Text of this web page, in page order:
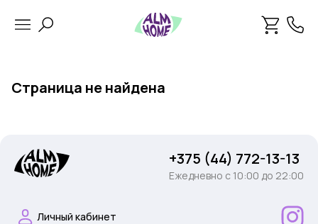
Страница не найдена
+375 (44) 772-13-13
Ежедневно c 10:00 до 22:00
Личный кабинет